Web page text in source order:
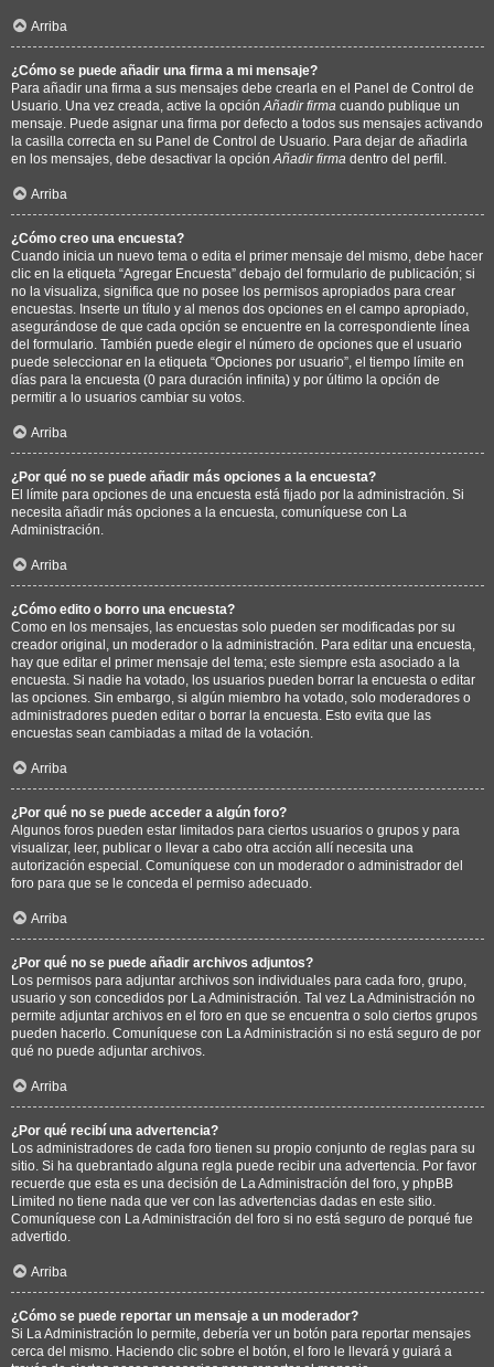
Arriba
¿Cómo se puede añadir una firma a mi mensaje?
Para añadir una firma a sus mensajes debe crearla en el Panel de Control de
Usuario. Una vez creada, active la opción Añadir firma cuando publique un
mensaje. Puede asignar una firma por defecto a todos sus mensajes activando
la casilla correcta en su Panel de Control de Usuario. Para dejar de añadirla
en los mensajes, debe desactivar la opción Añadir firma dentro del perfil.
Arriba
¿Cómo creo una encuesta?
Cuando inicia un nuevo tema o edita el primer mensaje del mismo, debe hacer
clic en la etiqueta “Agregar Encuesta” debajo del formulario de publicación; si
no la visualiza, significa que no posee los permisos apropiados para crear
encuestas. Inserte un título y al menos dos opciones en el campo apropiado,
asegurándose de que cada opción se encuentre en la correspondiente línea
del formulario. También puede elegir el número de opciones que el usuario
puede seleccionar en la etiqueta “Opciones por usuario”, el tiempo límite en
días para la encuesta (0 para duración infinita) y por último la opción de
permitir a lo usuarios cambiar su votos.
Arriba
¿Por qué no se puede añadir más opciones a la encuesta?
El límite para opciones de una encuesta está fijado por la administración. Si
necesita añadir más opciones a la encuesta, comuníquese con La
Administración.
Arriba
¿Cómo edito o borro una encuesta?
Como en los mensajes, las encuestas solo pueden ser modificadas por su
creador original, un moderador o la administración. Para editar una encuesta,
hay que editar el primer mensaje del tema; este siempre esta asociado a la
encuesta. Si nadie ha votado, los usuarios pueden borrar la encuesta o editar
las opciones. Sin embargo, si algún miembro ha votado, solo moderadores o
administradores pueden editar o borrar la encuesta. Esto evita que las
encuestas sean cambiadas a mitad de la votación.
Arriba
¿Por qué no se puede acceder a algún foro?
Algunos foros pueden estar limitados para ciertos usuarios o grupos y para
visualizar, leer, publicar o llevar a cabo otra acción allí necesita una
autorización especial. Comuníquese con un moderador o administrador del
foro para que se le conceda el permiso adecuado.
Arriba
¿Por qué no se puede añadir archivos adjuntos?
Los permisos para adjuntar archivos son individuales para cada foro, grupo,
usuario y son concedidos por La Administración. Tal vez La Administración no
permite adjuntar archivos en el foro en que se encuentra o solo ciertos grupos
pueden hacerlo. Comuníquese con La Administración si no está seguro de por
qué no puede adjuntar archivos.
Arriba
¿Por qué recibí una advertencia?
Los administradores de cada foro tienen su propio conjunto de reglas para su
sitio. Si ha quebrantado alguna regla puede recibir una advertencia. Por favor
recuerde que esta es una decisión de La Administración del foro, y phpBB
Limited no tiene nada que ver con las advertencias dadas en este sitio.
Comuníquese con La Administración del foro si no está seguro de porqué fue
advertido.
Arriba
¿Cómo se puede reportar un mensaje a un moderador?
Si La Administración lo permite, debería ver un botón para reportar mensajes
cerca del mismo. Haciendo clic sobre el botón, el foro le llevará y guiará a